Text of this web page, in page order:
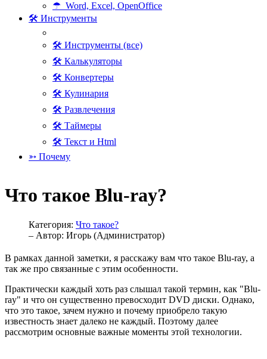
☂ Word, Excel, OpenOffice
🛠 Инструменты
🛠 Инструменты (все)
🛠 Калькуляторы
🛠 Конвертеры
🛠 Кулинария
🛠 Развлечения
🛠 Таймеры
🛠 Текст и Html
➳ Почему
Что такое Blu-ray?
Категория: Что такое?
– Автор: Игорь (Администратор)
В рамках данной заметки, я расскажу вам что такое Blu-ray, а
так же про связанные с этим особенности.
Практически каждый хоть раз слышал такой термин, как "Blu-
ray" и что он существенно превосходит DVD диски. Однако,
что это такое, зачем нужно и почему приобрело такую
известность знает далеко не каждый. Поэтому далее
рассмотрим основные важные моменты этой технологии.